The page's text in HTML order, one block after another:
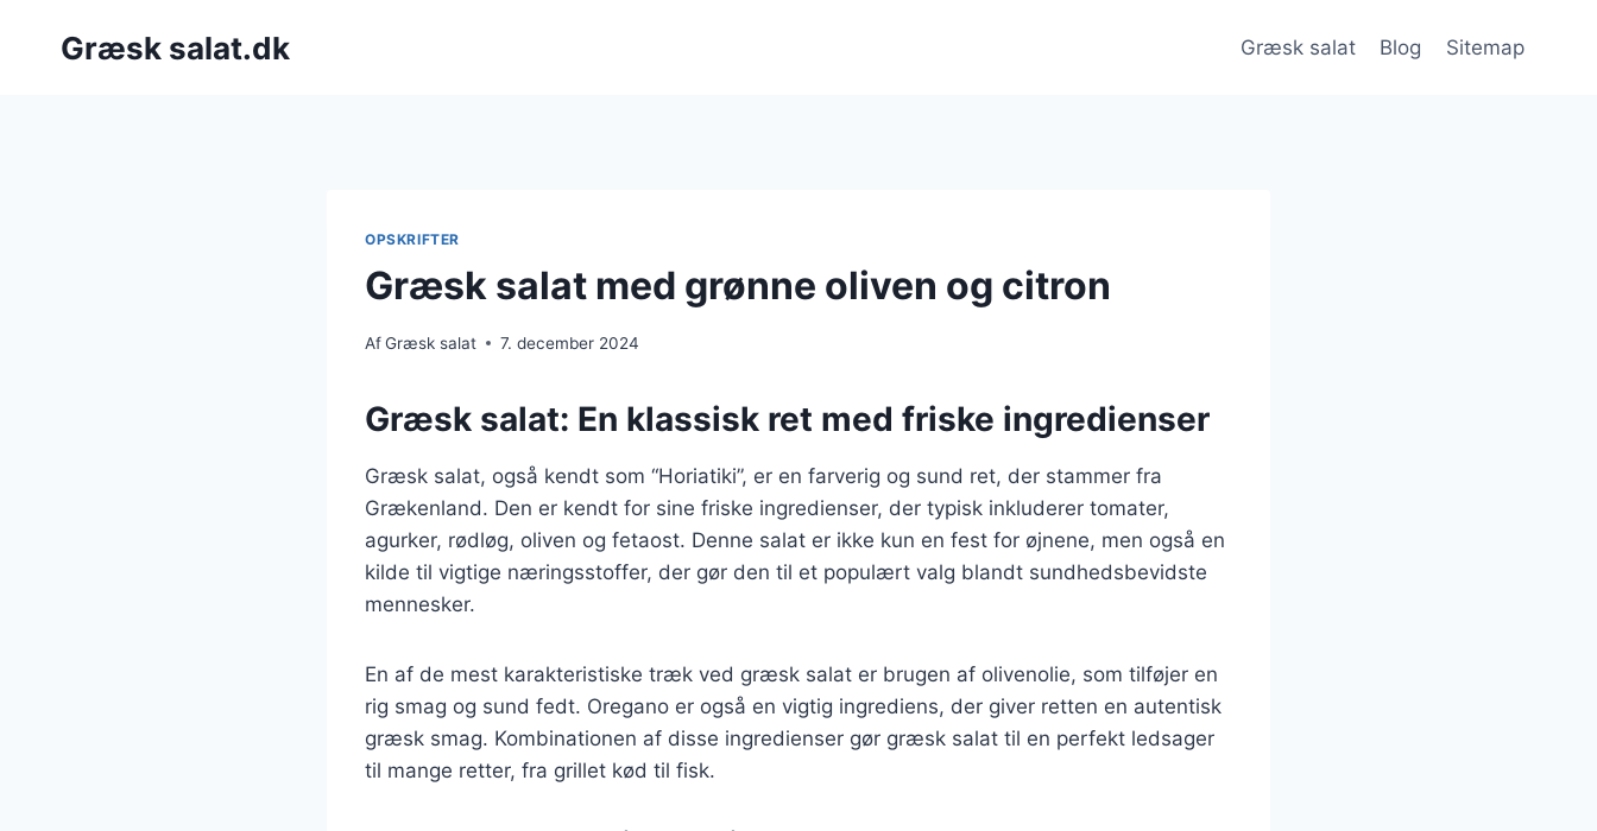
Græsk salat.dk Græsk salat Blog Sitemap
OPSKRIFTER
Græsk salat med grønne oliven og citron
AfGræsk salat 7. december 2024
Græsk salat: En klassisk ret med friske ingredienser
Græsk salat, også kendt som “Horiatiki”, er en farverig og sund ret, der stammer fra
Grækenland. Den er kendt for sine friske ingredienser, der typisk inkluderer tomater,
agurker, rødløg, oliven og fetaost. Denne salat er ikke kun en fest for øjnene, men også en
kilde til vigtige næringsstoffer, der gør den til et populært valg blandt sundhedsbevidste
mennesker.
En af de mest karakteristiske træk ved græsk salat er brugen af olivenolie, som tilføjer en
rig smag og sund fedt. Oregano er også en vigtig ingrediens, der giver retten en autentisk
græsk smag. Kombinationen af disse ingredienser gør græsk salat til en perfekt ledsager
til mange retter, fra grillet kød til fisk.